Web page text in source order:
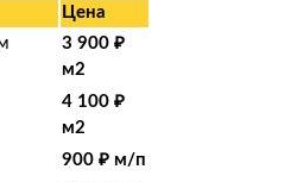
Цена
3 900 ₽
м2
4 100 ₽
м2
900 ₽ м/п